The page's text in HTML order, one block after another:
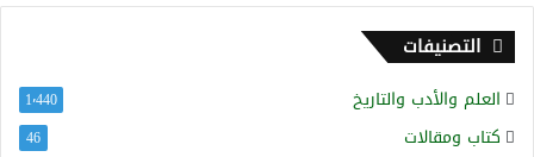
التصنيفات
العلم والأدب والتاريخ 1٬440
كتاب ومقالات 46